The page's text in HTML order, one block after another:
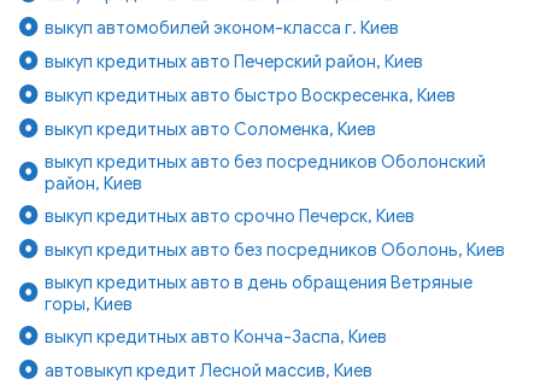
выкуп автомобилей эконом-класса г. Киев
выкуп кредитных авто Печерский район, Киев
выкуп кредитных авто быстро Воскресенка, Киев
выкуп кредитных авто Соломенка, Киев
выкуп кредитных авто без посредников Оболонский
район, Киев
выкуп кредитных авто срочно Печерск, Киев
выкуп кредитных авто без посредников Оболонь, Киев
выкуп кредитных авто в день обращения Ветряные
горы, Киев
выкуп кредитных авто Конча-Заспа, Киев
автовыкуп кредит Лесной массив, Киев